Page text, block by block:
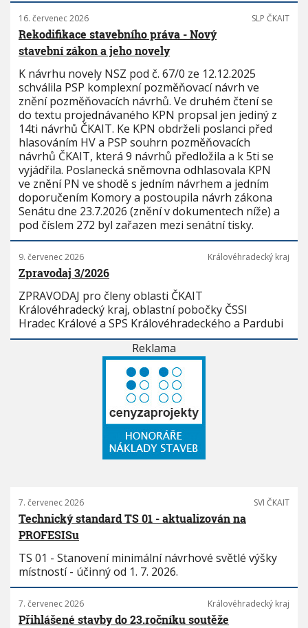
16. červenec 2026 SLP ČKAIT
Rekodifikace stavebního práva - Nový
stavební zákon a jeho novely
K návrhu novely NSZ pod č. 67/0 ze 12.12.2025
schválila PSP komplexní pozměňovací návrh ve
znění pozměňovacích návrhů. Ve druhém čtení se
do textu projednávaného KPN propsal jen jediný z
14ti návrhů ČKAIT. Ke KPN obdrželi poslanci před
hlasováním HV a PSP souhrn pozměňovacích
návrhů ČKAIT, která 9 návrhů předložila a k 5ti se
vyjádřila. Poslanecká sněmovna odhlasovala KPN
ve znění PN ve shodě s jedním návrhem a jedním
doporučením Komory a postoupila návrh zákona
Senátu dne 23.7.2026 (znění v dokumentech níže) a
pod číslem 272 byl zařazen mezi senátní tisky.
9. červenec 2026 Královéhradecký kraj
Zpravodaj 3/2026
ZPRAVODAJ pro členy oblasti ČKAIT
Královéhradecký kraj, oblastní pobočky ČSSI
Hradec Králové a SPS Královéhradeckého a Pardubi
Reklama
7. červenec 2026 SVI ČKAIT
Technický standard TS 01 - aktualizován na
PROFESISu
TS 01 - Stanovení minimální návrhové světlé výšky
místností - účinný od 1. 7. 2026.
7. červenec 2026 Královéhradecký kraj
Přihlášené stavby do 23.ročníku soutěže